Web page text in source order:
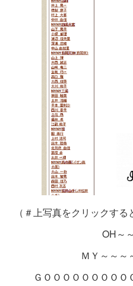
（＃上写真をクリックす
OH～
ＭＹ～～～
ＧＯＯＯＯＯＯＯＯＯ